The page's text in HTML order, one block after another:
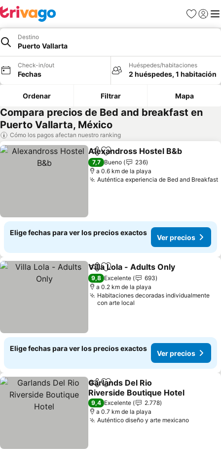
Favoritos
Iniciar
Destino
Puerto Vallarta
Check-in/out
Fechas
Huéspedes/habitaciones
2 huéspedes, 1 habitación
Ordenar Filtrar Mapa
Compara precios de Bed and breakfast en
Puerto Vallarta, México
Cómo los pagos afectan nuestro ranking
CompartirAgregar a favoritos
Alexandross Hostel B&b
7,7 Bueno
236
a 0.6 km de la playa
Auténtica experiencia de Bed and Breakfast
Elige fechas para ver los precios exactos
Ver precios
CompartirAgregar a favoritos
Villa Lola - Adults Only
9,8 Excelente
693
a 0.2 km de la playa
Habitaciones decoradas individualmente
con arte local
Elige fechas para ver los precios exactos
Ver precios
CompartirAgregar a favoritos
Garlands Del Rio
Riverside Boutique Hotel
Ver precios
9,4 Excelente
2.778
a 0.7 km de la playa
Auténtico diseño y arte mexicanoVer